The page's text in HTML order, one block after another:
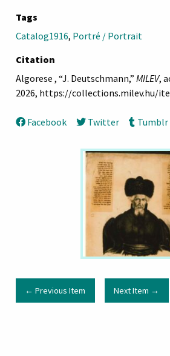
Tags
Catalog1916, Portré / Portrait
Citation
Algorese , “J. Deutschmann,” MILEV,
2026, https://collections.milev.hu/
Facebook Twitter Tumblr
← Previous Item Next Item →